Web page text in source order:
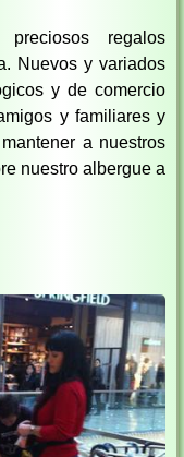
regalos
Nuevos y variados
y de comercio
y familiares y
a nuestros
nuestro albergue a